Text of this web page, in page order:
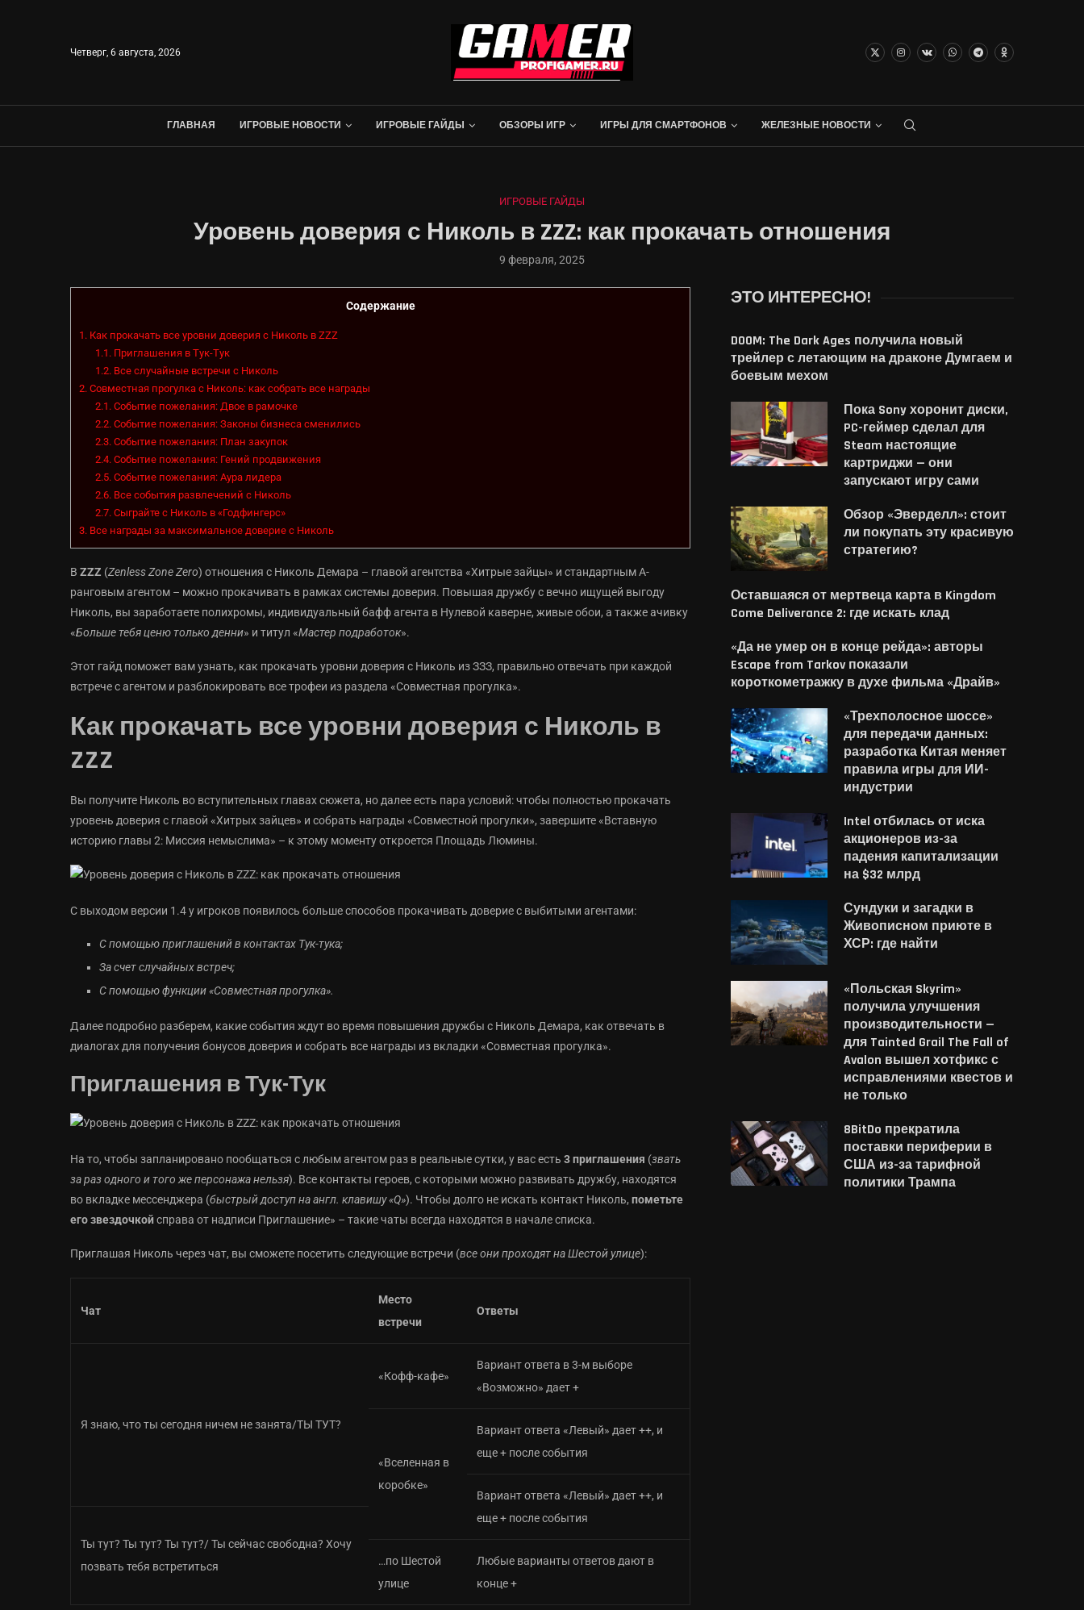
Четверг, 6 августа, 2026
ГЛАВНАЯ ИГРОВЫЕ НОВОСТИ ИГРОВЫЕ ГАЙДЫ ОБЗОРЫ ИГР ИГРЫ ДЛЯ СМАРТФОНОВ ЖЕЛЕЗНЫЕ НОВОСТИ
ИГРОВЫЕ ГАЙДЫ
Уровень доверия с Николь в ZZZ: как прокачать отношения
9 февраля, 2025
Содержание
1. Как прокачать все уровни доверия с Николь в ZZZ
1.1.Приглашения в Тук-Тук
1.2.Все случайные встречи с Николь
2. Совместная прогулка с Николь: как собрать все награды
2.1.Событие пожелания: Двое в рамочке
2.2.Событие пожелания: Законы бизнеса сменились
2.3.Событие пожелания: План закупок
2.4.Событие пожелания: Гений продвижения
2.5.Событие пожелания: Аура лидера
2.6.Все события развлечений с Николь
2.7.Сыграйте с Николь в «Годфингерс»
3. Все награды за максимальное доверие с Николь
В ZZZ (Zenless Zone Zero) отношения с Николь Демара – главой агентства «Хитрые зайцы» и стандартным A-
ранговым агентом – можно прокачивать в рамках системы доверия. Повышая дружбу с вечно ищущей выгоду
Николь, вы заработаете полихромы, индивидуальный бафф агента в Нулевой каверне, живые обои, а также ачивку
«Больше тебя ценю только денни» и титул «Мастер подработок».
Этот гайд поможет вам узнать, как прокачать уровни доверия с Николь из ЗЗЗ, правильно отвечать при каждой
встрече с агентом и разблокировать все трофеи из раздела «Совместная прогулка».
Как прокачать все уровни доверия с Николь в
ZZZ
Вы получите Николь во вступительных главах сюжета, но далее есть пара условий: чтобы полностью прокачать
уровень доверия с главой «Хитрых зайцев» и собрать награды «Совместной прогулки», завершите «Вставную
историю главы 2: Миссия немыслима» – к этому моменту откроется Площадь Люмины.
С выходом версии 1.4 у игроков появилось больше способов прокачивать доверие с выбитыми агентами:
С помощью приглашений в контактах Тук-тука;
За счет случайных встреч;
С помощью функции «Совместная прогулка».
Далее подробно разберем, какие события ждут во время повышения дружбы с Николь Демара, как отвечать в
диалогах для получения бонусов доверия и собрать все награды из вкладки «Совместная прогулка».
Приглашения в Тук-Тук
На то, чтобы запланировано пообщаться с любым агентом раз в реальные сутки, у вас есть 3 приглашения (звать
за раз одного и того же персонажа нельзя). Все контакты героев, с которыми можно развивать дружбу, находятся
во вкладке мессенджера (быстрый доступ на англ. клавишу «Q»). Чтобы долго не искать контакт Николь, пометьте
его звездочкойсправа от надписи Приглашение» – такие чаты всегда находятся в начале списка.
Приглашая Николь через чат, вы сможете посетить следующие встречи (все они проходят на Шестой улице):
Чат
Место
встречи
Ответы
Я знаю, что ты сегодня ничем не занята/ТЫ ТУТ?
«Кофф-кафе»
Вариант ответа в 3-м выборе
«Возможно» дает +
«Вселенная в
коробке»
Вариант ответа «Левый» дает ++, и
еще + после события
Вариант ответа «Левый» дает ++, и
еще + после события
Ты тут? Ты тут? Ты тут?/ Ты сейчас свободна? Хочу
позвать тебя встретиться
…по Шестой
улице
Любые варианты ответов дают в
конце +
ЭТО ИНТЕРЕСНО!
DOOM: The Dark Ages получила новый
трейлер с летающим на драконе Думгаем и
боевым мехом
Пока Sony хоронит диски,
PC-геймер сделал для
Steam настоящие
картриджи — они
запускают игру сами
Обзор «Эверделл»: стоит
ли покупать эту красивую
стратегию?
Оставшаяся от мертвеца карта в Kingdom
Come Deliverance 2: где искать клад
«Да не умер он в конце рейда»: авторы
Escape from Tarkov показали
короткометражку в духе фильма «Драйв»
«Трехполосное шоссе»
для передачи данных:
разработка Китая меняет
правила игры для ИИ-
индустрии
Intel отбилась от иска
акционеров из-за
падения капитализации
на $32 млрд
Сундуки и загадки в
Живописном приюте в
ХСР: где найти
«Польская Skyrim»
получила улучшения
производительности —
для Tainted Grail The Fall of
Avalon вышел хотфикс с
исправлениями квестов и
не только
8BitDo прекратила
поставки периферии в
США из-за тарифной
политики Трампа